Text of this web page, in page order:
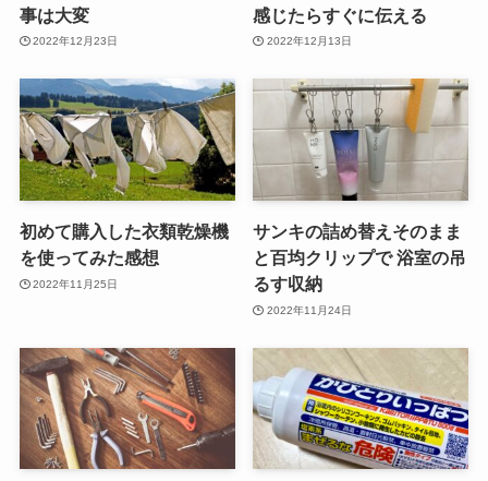
事は大変
2022年12月23日
感じたらすぐに伝える
2022年12月13日
初めて購入した衣類乾燥機
を使ってみた感想
2022年11月25日
サンキの詰め替えそのまま
と百均クリップで 浴室の吊
るす収納
2022年11月24日